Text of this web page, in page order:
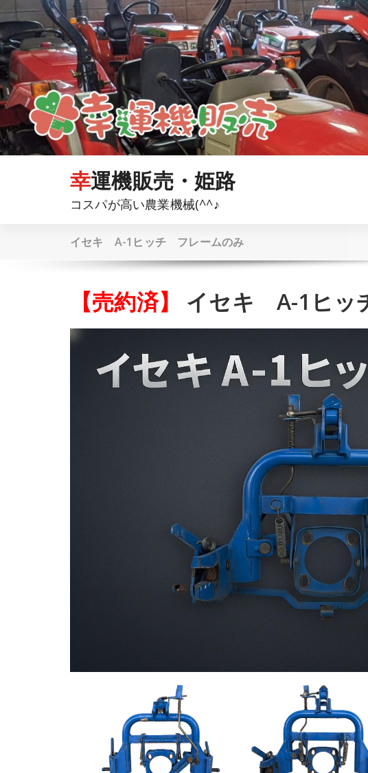
ン
テ
ン
ツ
へ
ス
キ
プ
幸運機販売・姫路
コスパが高い農業機械(^^♪
イセキ A-1ヒッチ フレームのみ
【売約済】 イセキ A-1ヒッ